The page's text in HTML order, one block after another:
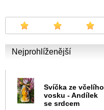
Nejprohlíženější
Svíčka ze včelího
vosku - Andílek
se srdcem